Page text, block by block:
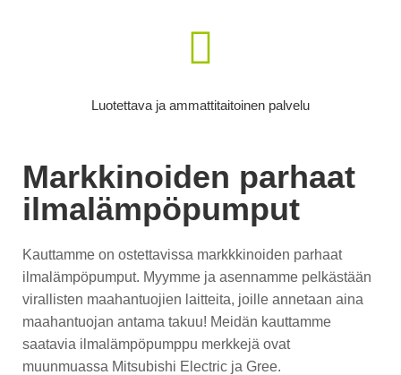
Luotettava ja ammattitaitoinen palvelu
Markkinoiden parhaat
ilmalämpöpumput
Kauttamme on ostettavissa markkkinoiden parhaat
ilmalämpöpumput. Myymme ja asennamme pelkästään
virallisten maahantuojien laitteita, joille annetaan aina
maahantuojan antama takuu! Meidän kauttamme
saatavia ilmalämpöpumppu merkkejä ovat
muunmuassa Mitsubishi Electric ja Gree.